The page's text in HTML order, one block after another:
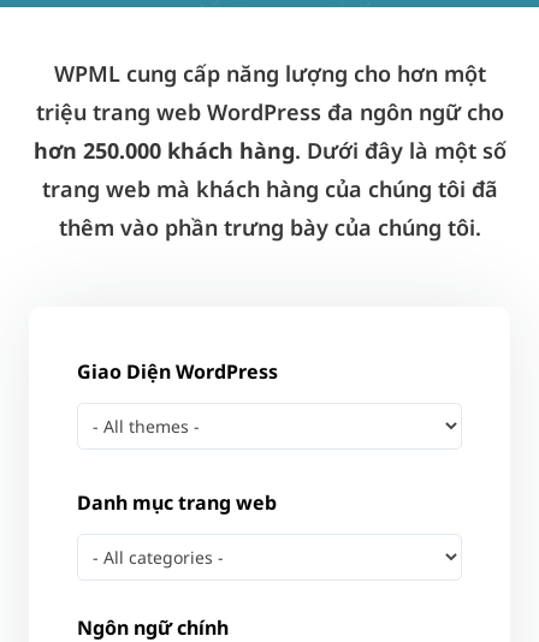
WPML cung cấp năng lượng cho hơn một
triệu trang web WordPress đa ngôn ngữ cho
hơn 250.000 khách hàng. Dưới đây là một số
trang web mà khách hàng của chúng tôi đã
thêm vào phần trưng bày của chúng tôi.
Giao Diện WordPress
Danh mục trang web
Ngôn ngữ chính